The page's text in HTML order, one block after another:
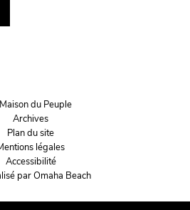
du Peuple
Archives
Plan du site
légales
Accessibilité
par Omaha Beach